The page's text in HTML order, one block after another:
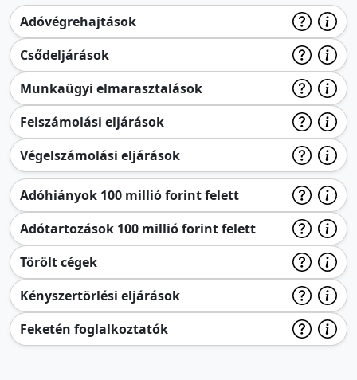
Adóvégrehajtások
Csődeljárások
Munkaügyi elmarasztalások
Felszámolási eljárások
Végelszámolási eljárások
Adóhiányok 100 millió forint felett
Adótartozások 100 millió forint felett
Törölt cégek
Kényszertörlési eljárások
Feketén foglalkoztatók